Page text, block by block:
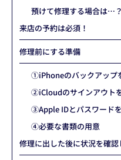
預けて修理する場合は…？
来店の予約は必須！
修理前にする準備
①iPhoneのバックアップ
②iCloudのサインアウト
③Apple IDとパスワード
④必要な書類の用意
修理に出した後に状況を確認